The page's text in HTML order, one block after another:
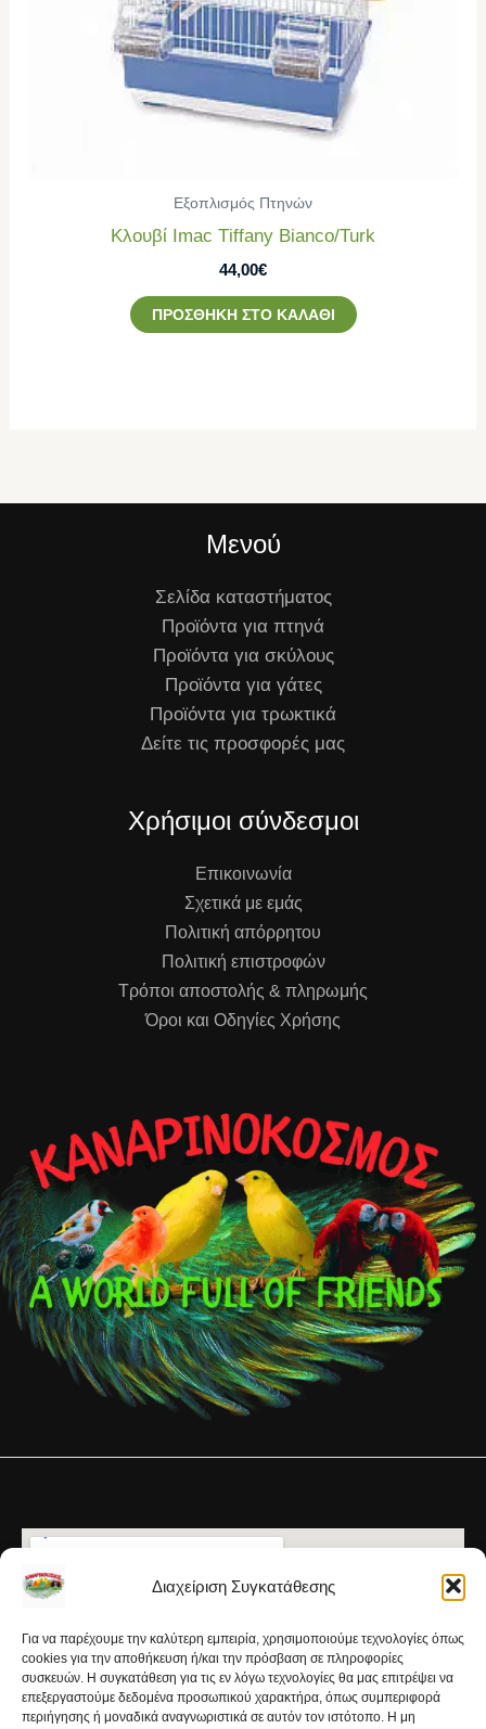
Διαχείριση Συγκατάθεσης
Για να παρέχουμε την καλύτερη εμπειρία, χρησιμοποιούμε τεχνολογίες όπως
cookies για την αποθήκευση ή/και την πρόσβαση σε πληροφορίες
συσκευών. Η συγκατάθεση για τις εν λόγω τεχνολογίες θα μας επιτρέψει να
επεξεργαστούμε δεδομένα προσωπικού χαρακτήρα, όπως συμπεριφορά
περιήγησης ή μοναδικά αναγνωριστικά σε αυτόν τον ιστότοπο. Η μη
Εξοπλισμός Πτηνών
Κλουβί Imac Τiffany Bianco/Turk
44,00€
ΠΡΟΣΘΉΚΗ ΣΤΟ ΚΑΛΆΘΙ
Μενού
Σελίδα καταστήματος
Προϊόντα για πτηνά
Προϊόντα για σκύλους
Προϊόντα για γάτες
Προϊόντα για τρωκτικά
Δείτε τις προσφορές μας
Χρήσιμοι σύνδεσμοι
Επικοινωνία
Σχετικά με εμάς
Πολιτική απόρρητου
Πολιτική επιστροφών
Τρόποι αποστολής & πληρωμής
Όροι και Οδηγίες Χρήσης